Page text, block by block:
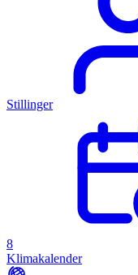
Stillinger
8
Klimakalender